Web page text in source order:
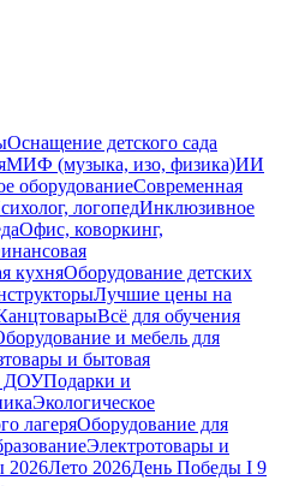
Оснащение детского сада
МИФ (музыка, изо, физика)ИИ
оборудованиеСовременная
логопедИнклюзивное
Офис, коворкинг,
кухняОборудование детских
Лучшие цены на
Всё для обучения
и мебель для
и бытовая
ДОУПодарки и
Экологическое
лагеряОборудование для
Электротовары и
2026Лето 2026День Победы I 9